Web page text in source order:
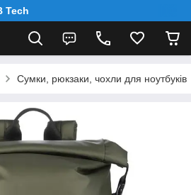
Tech
Сумки, рюкзаки, чохли для ноутбуків